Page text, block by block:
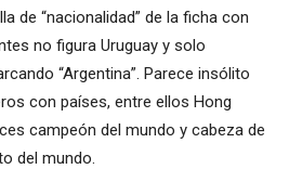
de “nacionalidad” de la ficha con
no figura Uruguay y solo
“Argentina”. Parece insólito
con países, entre ellos Hong
campeón del mundo y cabeza de
del mundo.